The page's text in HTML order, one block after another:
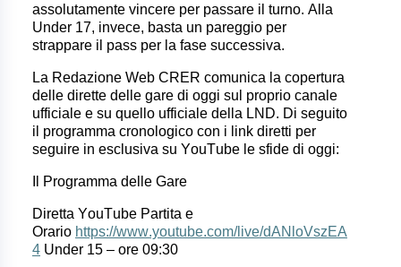
assolutamente vincere per passare il turno. Alla
Under 17, invece, basta un pareggio per
strappare il pass per la fase successiva.
La Redazione Web CRER comunica la copertura
delle dirette delle gare di oggi sul proprio canale
ufficiale e su quello ufficiale della LND. Di seguito
il programma cronologico con i link diretti per
seguire in esclusiva su YouTube le sfide di oggi:
Il Programma delle Gare
Diretta YouTube Partita e
Orario https://www.youtube.com/live/dANloVszEA
4 Under 15 – ore 09:30